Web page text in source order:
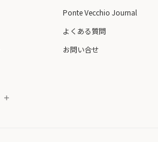
Ponte Vecchio Journal
よくある質問
お問い合せ